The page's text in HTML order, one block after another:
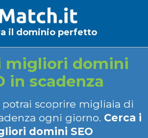
il dominio perfetto
migliori domini
in scadenza
potrai scoprire migliaia di
ogni giorno. Cerca i
domini SEO